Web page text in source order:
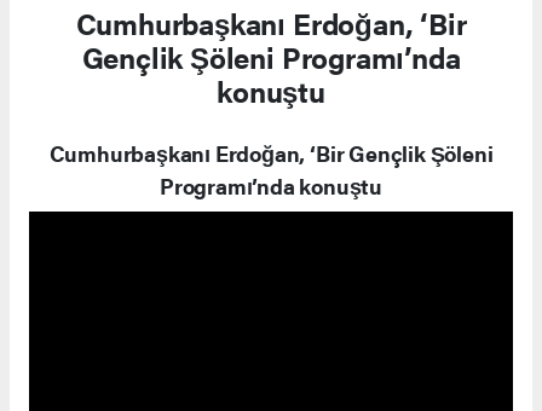
Cumhurbaşkanı Erdoğan, ‘Bir
Gençlik Şöleni Programı’nda
konuştu
Cumhurbaşkanı Erdoğan, ‘Bir Gençlik Şöleni
Programı’nda konuştu